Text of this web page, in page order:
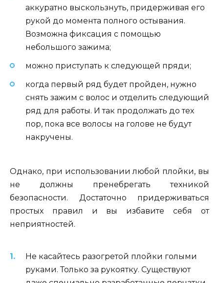
аккуратно выскользнуть, придерживая его
рукой до момента полного остывания.
Возможна фиксация с помощью
небольшого зажима;
можно приступать к следующей пряди;
когда первый ряд будет пройден, нужно
снять зажим с волос и отделить следующий
ряд для работы. И так продолжать до тех
пор, пока все волосы на голове не будут
накручены.
Однако, при использовании любой плойки, вы
не должны пренебрегать техникой
безопасности. Достаточно придерживаться
простых правил и вы избавите себя от
неприятностей.
Не касайтесь разогретой плойки голыми
руками. Только за рукоятку. Существуют